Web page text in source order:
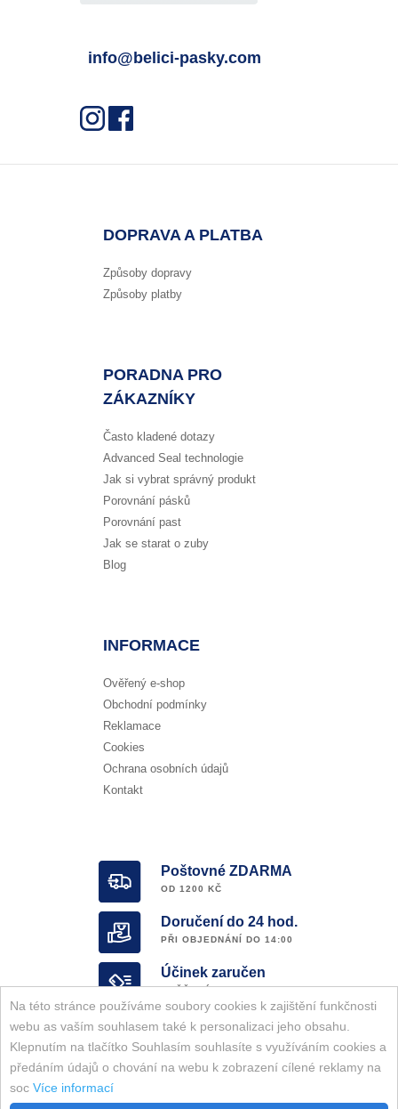
Na této stránce používáme soubory cookies k zajištění funkčnosti
webu as vaším souhlasem také k personalizaci jeho obsahu.
Klepnutím na tlačítko Souhlasím souhlasíte s využíváním cookies a
předáním údajů o chování na webu k zobrazení cílené reklamy na
soc Více informací
info@belici-pasky.com
DOPRAVA A PLATBA
Způsoby dopravy
Způsoby platby
PORADNA PRO
ZÁKAZNÍKY
Často kladené dotazy
Advanced Seal technologie
Jak si vybrat správný produkt
Porovnání pásků
Porovnání past
Jak se starat o zuby
Blog
INFORMACE
Ověřený e-shop
Obchodní podmínky
Reklamace
Cookies
Ochrana osobních údajů
Kontakt
Poštovné ZDARMA
OD 1200 KČ
Doručení do 24 hod.
PŘI OBJEDNÁNÍ DO 14:00
Účinek zaručen
OVĚŘENÝ E-SHOP
Garance ORIGINALITY
KOMPLETNÍ SORTIMENT ZNAČKY
Všechna práva vyhrazena. Belici-pasky.com © 2026